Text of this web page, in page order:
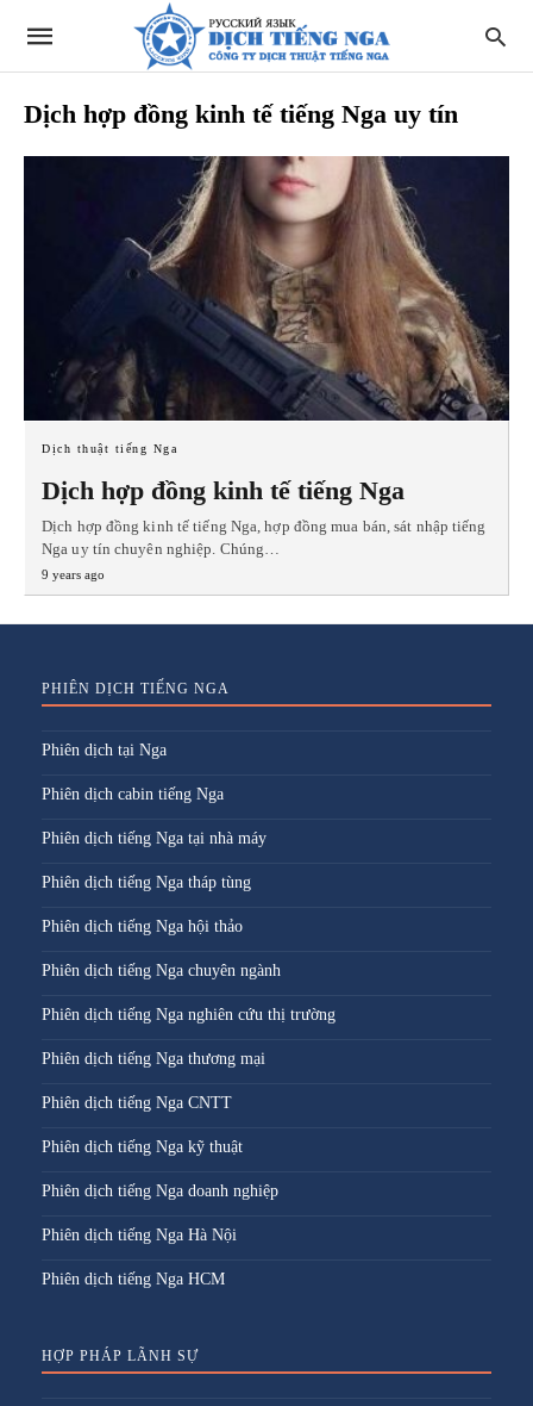
Dịch hợp đồng kinh tế tiếng Nga uy tín
Dịch thuật tiếng Nga
Dịch hợp đồng kinh tế tiếng Nga
Dịch hợp đồng kinh tế tiếng Nga, hợp đồng mua bán, sát nhập tiếng
Nga uy tín chuyên nghiệp. Chúng…
9 years ago
PHIÊN DỊCH TIẾNG NGA
Phiên dịch tại Nga
Phiên dịch cabin tiếng Nga
Phiên dịch tiếng Nga tại nhà máy
Phiên dịch tiếng Nga tháp tùng
Phiên dịch tiếng Nga hội thảo
Phiên dịch tiếng Nga chuyên ngành
Phiên dịch tiếng Nga nghiên cứu thị trường
Phiên dịch tiếng Nga thương mại
Phiên dịch tiếng Nga CNTT
Phiên dịch tiếng Nga kỹ thuật
Phiên dịch tiếng Nga doanh nghiệp
Phiên dịch tiếng Nga Hà Nội
Phiên dịch tiếng Nga HCM
HỢP PHÁP LÃNH SỰ